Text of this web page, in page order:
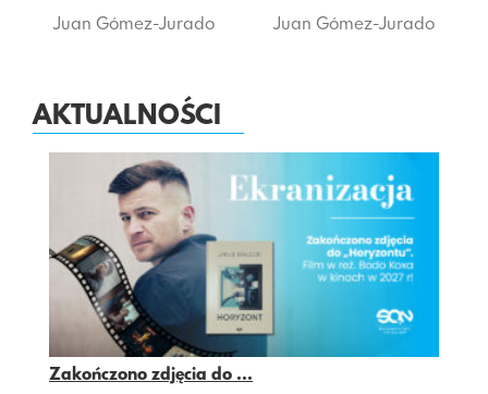
Juan Gómez-Jurado Juan Gómez-Jurado
AKTUALNOŚCI
Zakończono zdjęcia do ...